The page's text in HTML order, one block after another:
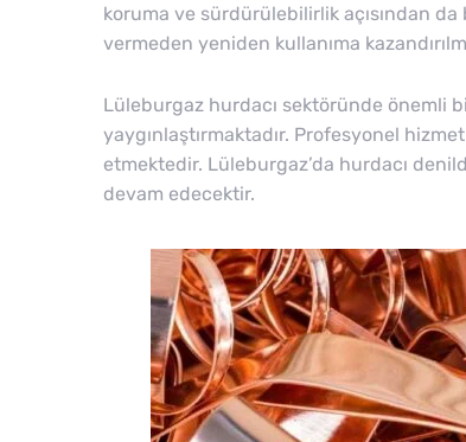
koruma ve sürdürülebilirlik açısından
vermeden yeniden kullanıma
Lüleburgaz hurdacı sektöründe önemli
yaygınlaştırmaktadır. Profesyonel
etmektedir. Lüleburgaz’da hurdacı
devam edecektir.